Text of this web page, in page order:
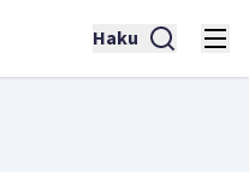
Haku